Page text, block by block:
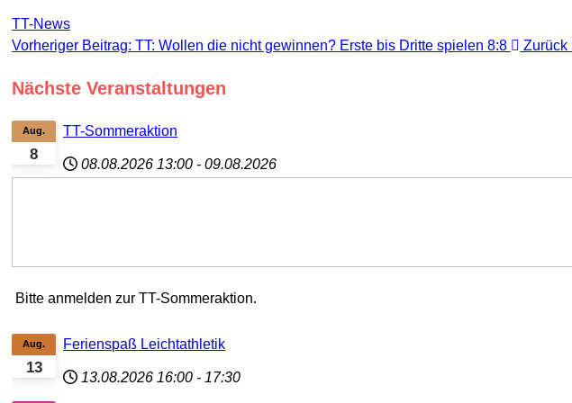
TT-News
Vorheriger Beitrag: TT: Wollen die nicht gewinnen? Erste bis Dritte spielen 8:8
Zurück
Nächste Veranstaltungen
8
Aug. TT-Sommeraktion
08.08.2026 13:00 - 09.08.2026
Bitte anmelden zur TT-Sommeraktion.
13
Aug. Ferienspaß Leichtathletik
13.08.2026 16:00 - 17:30